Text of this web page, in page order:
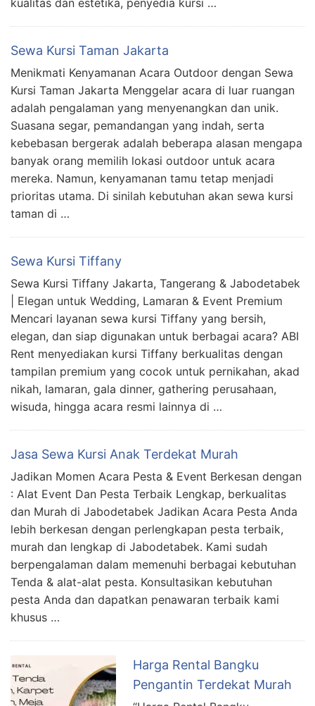
kualitas dan estetika, penyedia kursi …
Sewa Kursi Taman Jakarta
Menikmati Kenyamanan Acara Outdoor dengan Sewa
Kursi Taman Jakarta Menggelar acara di luar ruangan
adalah pengalaman yang menyenangkan dan unik.
Suasana segar, pemandangan yang indah, serta
kebebasan bergerak adalah beberapa alasan mengapa
banyak orang memilih lokasi outdoor untuk acara
mereka. Namun, kenyamanan tamu tetap menjadi
prioritas utama. Di sinilah kebutuhan akan sewa kursi
taman di …
Sewa Kursi Tiffany
Sewa Kursi Tiffany Jakarta, Tangerang & Jabodetabek
| Elegan untuk Wedding, Lamaran & Event Premium
Mencari layanan sewa kursi Tiffany yang bersih,
elegan, dan siap digunakan untuk berbagai acara? ABI
Rent menyediakan kursi Tiffany berkualitas dengan
tampilan premium yang cocok untuk pernikahan, akad
nikah, lamaran, gala dinner, gathering perusahaan,
wisuda, hingga acara resmi lainnya di …
Jasa Sewa Kursi Anak Terdekat Murah
Jadikan Momen Acara Pesta & Event Berkesan dengan
: Alat Event Dan Pesta Terbaik Lengkap, berkualitas
dan Murah di Jabodetabek Jadikan Acara Pesta Anda
lebih berkesan dengan perlengkapan pesta terbaik,
murah dan lengkap di Jabodetabek. Kami sudah
berpengalaman dalam memenuhi berbagai kebutuhan
Tenda & alat-alat pesta. Konsultasikan kebutuhan
pesta Anda dan dapatkan penawaran terbaik kami
khusus …
Harga Rental Bangku
Pengantin Terdekat Murah